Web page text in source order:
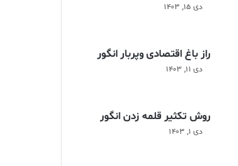
دی ۱۵, ۱۴۰۳
راز باغ اقتصادی وپربار انگور
دی ۱۱, ۱۴۰۳
روش تکثیر قلمه زدن انگور
دی ۱, ۱۴۰۳